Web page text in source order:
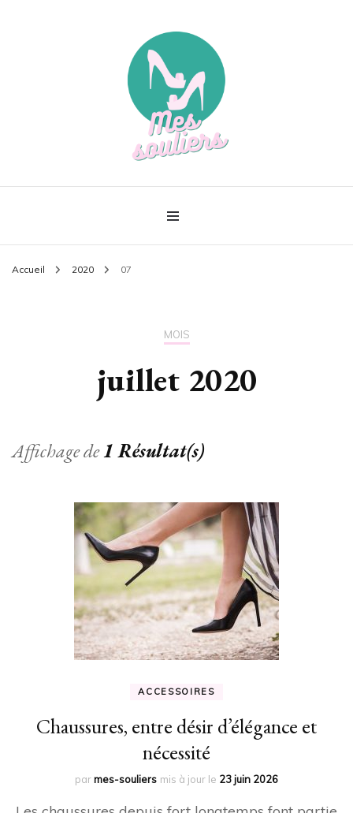
Mes souliers
Accueil 2020 07
MOIS
juillet 2020
Affichage de1 Résultat(s)
ACCESSOIRES
Chaussures, entre désir d’élégance et
nécessité
parmes-souliers mis à jour le 23 juin 2026